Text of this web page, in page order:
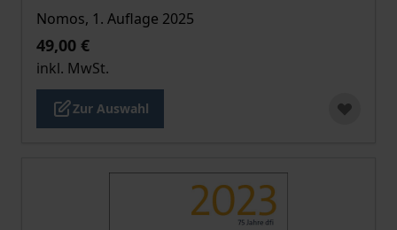
Nomos, 1. Auflage 2025
49,00 €
inkl. MwSt.
Zur Auswahl